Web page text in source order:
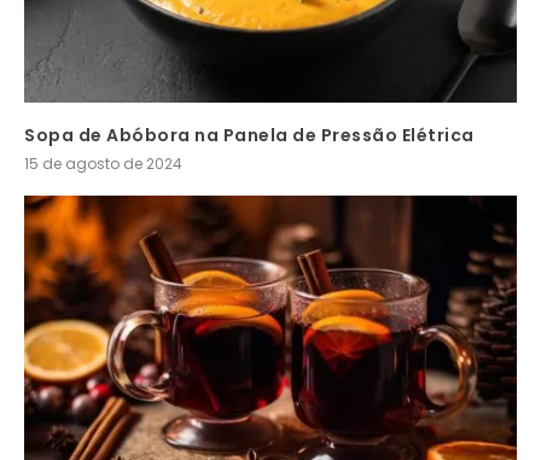
Sopa de Abóbora na Panela de Pressão Elétrica
15 de agosto de 2024